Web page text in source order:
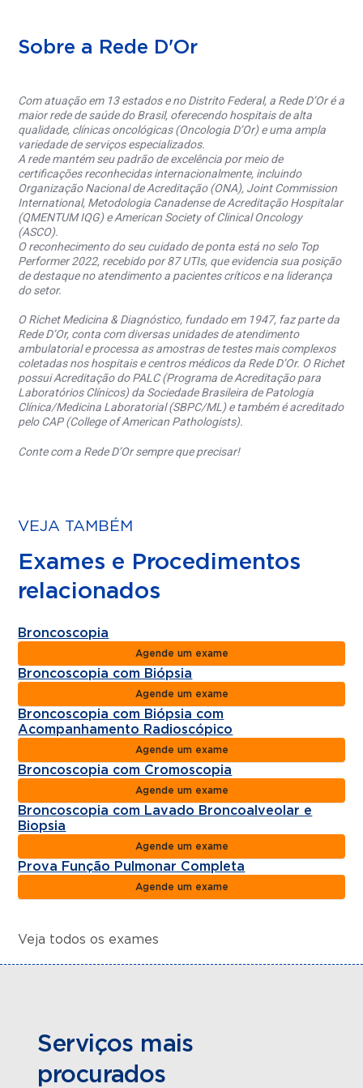
Sobre a Rede D'Or
Com atuação em 13 estados e no Distrito Federal, a Rede D’Or é a
maior rede de saúde do Brasil, oferecendo hospitais de alta
qualidade, clínicas oncológicas (Oncologia D’Or) e uma ampla
variedade de serviços especializados.
A rede mantém seu padrão de excelência por meio de
certificações reconhecidas internacionalmente, incluindo
Organização Nacional de Acreditação (ONA), Joint Commission
International, Metodologia Canadense de Acreditação Hospitalar
(QMENTUM IQG) e American Society of Clinical Oncology
(ASCO).
O reconhecimento do seu cuidado de ponta está no selo Top
Performer 2022, recebido por 87 UTIs, que evidencia sua posição
de destaque no atendimento a pacientes críticos e na liderança
do setor.
O Richet Medicina & Diagnóstico, fundado em 1947, faz parte da
Rede D’Or, conta com diversas unidades de atendimento
ambulatorial e processa as amostras de testes mais complexos
coletadas nos hospitais e centros médicos da Rede D’Or. O Richet
possui Acreditação do PALC (Programa de Acreditação para
Laboratórios Clínicos) da Sociedade Brasileira de Patologia
Clínica/Medicina Laboratorial (SBPC/ML) e também é acreditado
pelo CAP (College of American Pathologists).
Conte com a Rede D’Or sempre que precisar!
VEJA TAMBÉM
Exames e Procedimentos
relacionados
Broncoscopia
Agende um exame
Broncoscopia com Biópsia
Agende um exame
Broncoscopia com Biópsia com
Acompanhamento Radioscópico
Agende um exame
Broncoscopia com Cromoscopia
Agende um exame
Broncoscopia com Lavado Broncoalveolar e
Biopsia
Agende um exame
Prova Função Pulmonar Completa
Agende um exame
Veja todos os exames
Serviços mais
procurados